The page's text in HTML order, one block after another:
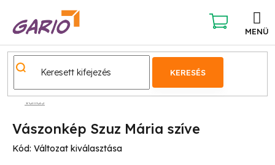
KERESÉS
KOSÁR
Vallás
Vászonkép Szuz Mária szíve
Kód: Változat kiválasztása